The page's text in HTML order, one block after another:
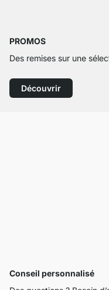
PROMOS
Des remises sur une
Découvrir
Conseil personnalisé